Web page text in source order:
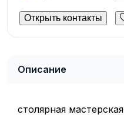
Открыть контакты
Описание
столярная мастерская